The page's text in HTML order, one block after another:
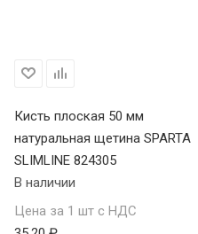
Кисть плоская 50 мм
натуральная щетина SPARTA
SLIMLINE 824305
В наличии
Цена за 1 шт с НДС